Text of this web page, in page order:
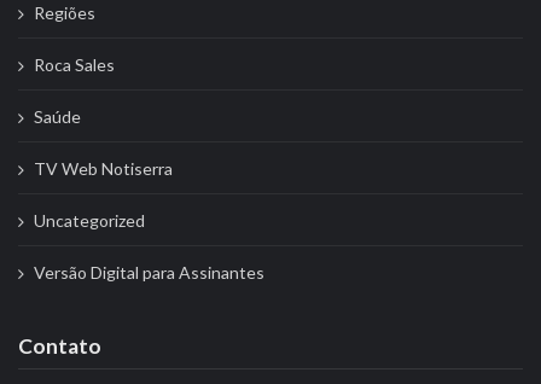
Regiões
Roca Sales
Saúde
TV Web Notiserra
Uncategorized
Versão Digital para Assinantes
Contato